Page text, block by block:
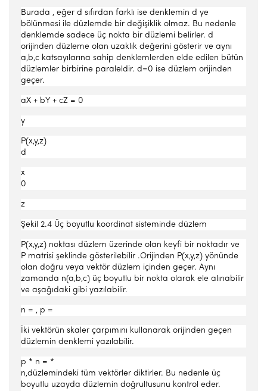
Burada , eğer d sıfırdan farklı ise denklemin d ye
bölünmesi ile düzlemde bir değişiklik olmaz. Bu nedenle
denklemde sadece üç nokta bir düzlemi belirler. d
orijinden düzleme olan uzaklık değerini gösterir ve aynı
a,b,c katsayılarına sahip denklemlerden elde edilen bütün
düzlemler birbirine paraleldir. d=0 ise düzlem orijinden
geçer.
aX + bY + cZ = 0
y
P(x,y,z)
d
x
0
z
Şekil 2.4 Üç boyutlu koordinat sisteminde düzlem
P(x,y,z) noktası düzlem üzerinde olan keyfi bir noktadır ve
P matrisi şeklinde gösterilebilir .Orijinden P(x,y,z) yönünde
olan doğru veya vektör düzlem içinden geçer. Aynı
zamanda n(a,b,c) üç boyutlu bir nokta olarak ele alınabilir
ve aşağıdaki gibi yazılabilir.
n = , p =
İki vektörün skaler çarpımını kullanarak orijinden geçen
düzlemin denklemi yazılabilir.
p * n = *
n,düzlemindeki tüm vektörler diktirler. Bu nedenle üç
boyutlu uzayda düzlemin doğrultusunu kontrol eder.